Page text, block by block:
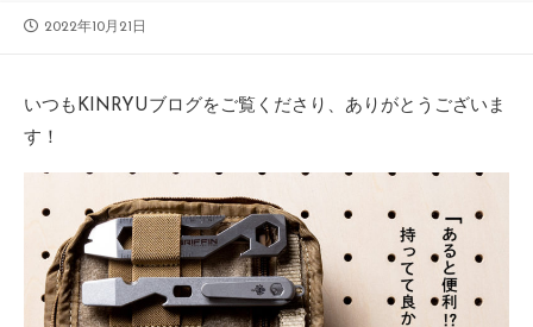
公
2022年10月21日
いつもKINRYUブログをご覧くださり、ありがとうございま
す！